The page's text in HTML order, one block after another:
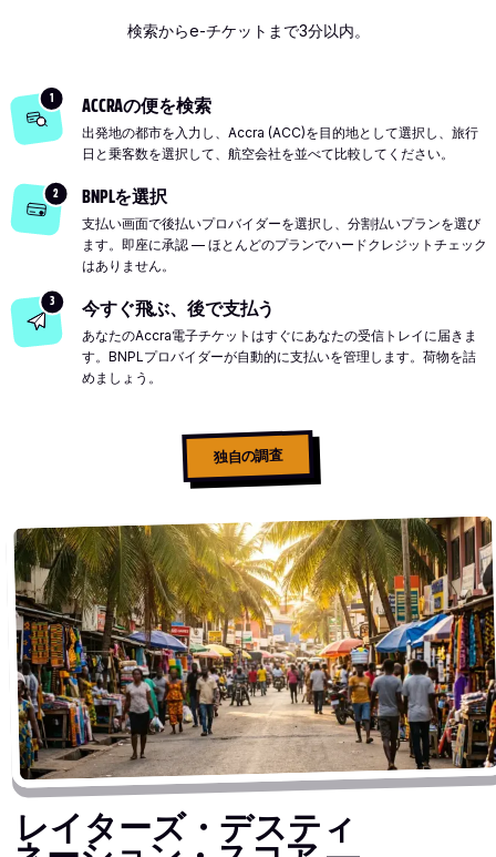
検索からe-チケットまで3分以内。
1 ACCRAの便を検索
出発地の都市を入力し、Accra (ACC)を目的地として選択し、旅行
日と乗客数を選択して、航空会社を並べて比較してください。
2 BNPLを選択
支払い画面で後払いプロバイダーを選択し、分割払いプランを選び
ます。即座に承認 — ほとんどのプランでハードクレジットチェック
はありません。
3 今すぐ飛ぶ、後で支払う
あなたのAccra電子チケットはすぐにあなたの受信トレイに届きま
す。BNPLプロバイダーが自動的に支払いを管理します。荷物を詰
めましょう。
独自の調査
レイターズ・デスティ